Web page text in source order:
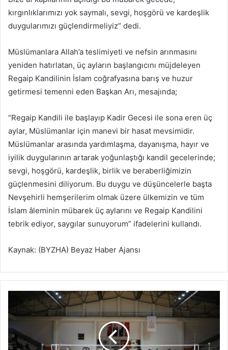
kırgınlıklarımızı yok saymalı, sevgi, hoşgörü ve kardeşlik
duygularımızı güçlendirmeliyiz” dedi.
Müslümanlara Allah’a teslimiyeti ve nefsin arınmasını
yeniden hatırlatan, üç ayların başlangıcını müjdeleyen
Regaip Kandilinin İslam coğrafyasına barış ve huzur
getirmesi temenni eden Başkan Arı, mesajında;
“Regaip Kandili ile başlayıp Kadir Gecesi ile sona eren üç
aylar, Müslümanlar için manevi bir hasat mevsimidir.
Müslümanlar arasında yardımlaşma, dayanışma, hayır ve
iyilik duygularının artarak yoğunlaştığı kandil gecelerinde;
sevgi, hoşgörü, kardeşlik, birlik ve beraberliğimizin
güçlenmesini diliyorum. Bu duygu ve düşüncelerle başta
Nevşehirli hemşerilerim olmak üzere ülkemizin ve tüm
İslam âleminin mübarek üç aylarını ve Regaip Kandilini
tebrik ediyor, saygılar sunuyorum” ifadelerini kullandı.
Kaynak: (BYZHA) Beyaz Haber Ajansı
e
g
ö